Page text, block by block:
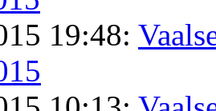
19:48: